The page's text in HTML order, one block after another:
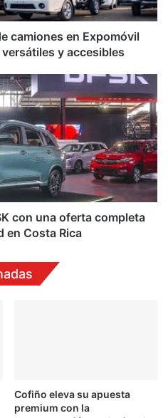
camiones en Expomóvil
y accesibles
con una oferta completa
en Costa Rica
Cofiño eleva su apuesta
premium con la